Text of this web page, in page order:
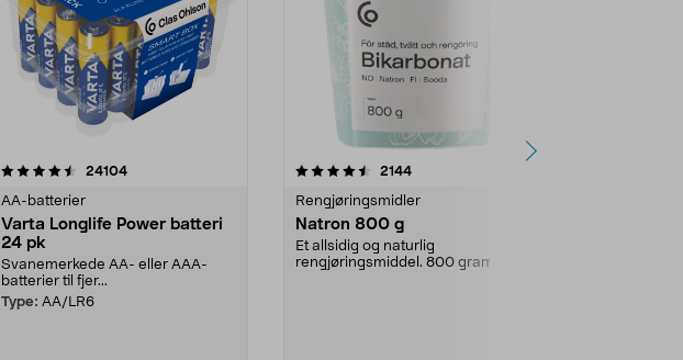
24104anmeldelser
AA-batterier
Varta Longlife Power batteri
24 pk
Svanemerkede AA- eller AAA-
batterier til fjer...
Type: AA/LR6
4.5av 5 stjerner 2144anmeldelser
Rengjøringsmidler
Natron 800 g
Et allsidig og naturlig
rengjøringsmiddel. 800 gram
4.0av 5 stjerner